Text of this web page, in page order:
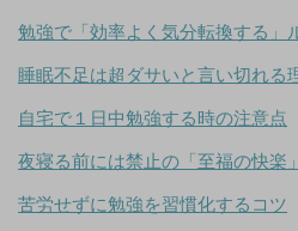
勉強で「効率よく気分転換する」
睡眠不足は超ダサいと言い切れる
自宅で１日中勉強する時の注意点
夜寝る前には禁止の「至福の快楽
苦労せずに勉強を習慣化するコツ